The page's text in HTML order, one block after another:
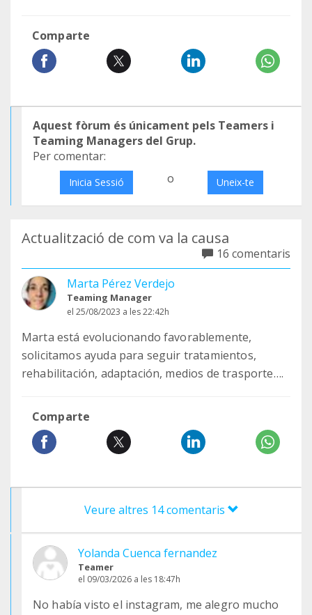
Comparte
Aquest fòrum és únicament pels Teamers i
Teaming Managers del Grup.
Per comentar:
Inicia Sessió o Uneix-te
Actualització de com va la causa
16 comentaris
Marta Pérez Verdejo
Teaming Manager
el 25/08/2023 a les 22:42h
Marta está evolucionando favorablemente,
solicitamos ayuda para seguir tratamientos,
rehabilitación, adaptación, medios de trasporte….
Comparte
Veure altres 14 comentaris
Yolanda Cuenca fernandez
Teamer
el 09/03/2026 a les 18:47h
No había visto el instagram, me alegro mucho